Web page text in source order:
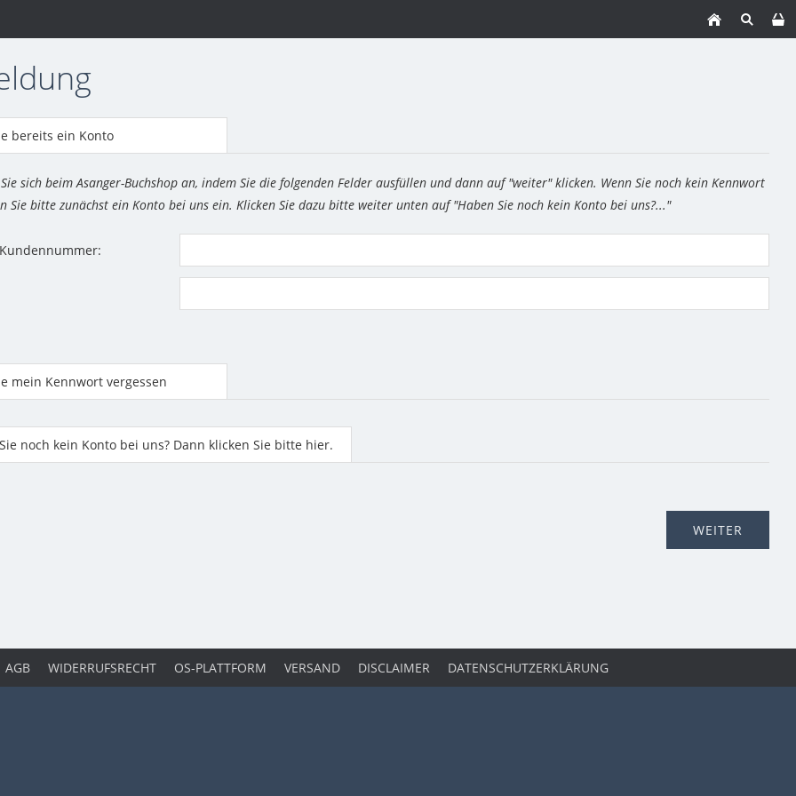
bereits ein Konto
sich beim Asanger-Buchshop an, indem Sie die folgenden Felder ausfüllen und dann auf "weiter" klicken. Wenn Sie noch kein Kennwort
Sie bitte zunächst ein Konto bei uns ein. Klicken Sie dazu bitte weiter unten auf "Haben Sie noch kein Konto bei uns?..."
mein Kennwort vergessen
noch kein Konto bei uns? Dann klicken Sie bitte hier.
AGB WIDERRUFSRECHT OS-PLATTFORM VERSAND DISCLAIMER DATENSCHUTZERKLÄRUNG